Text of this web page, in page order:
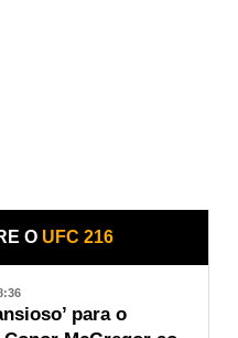
O UFC 216
para o